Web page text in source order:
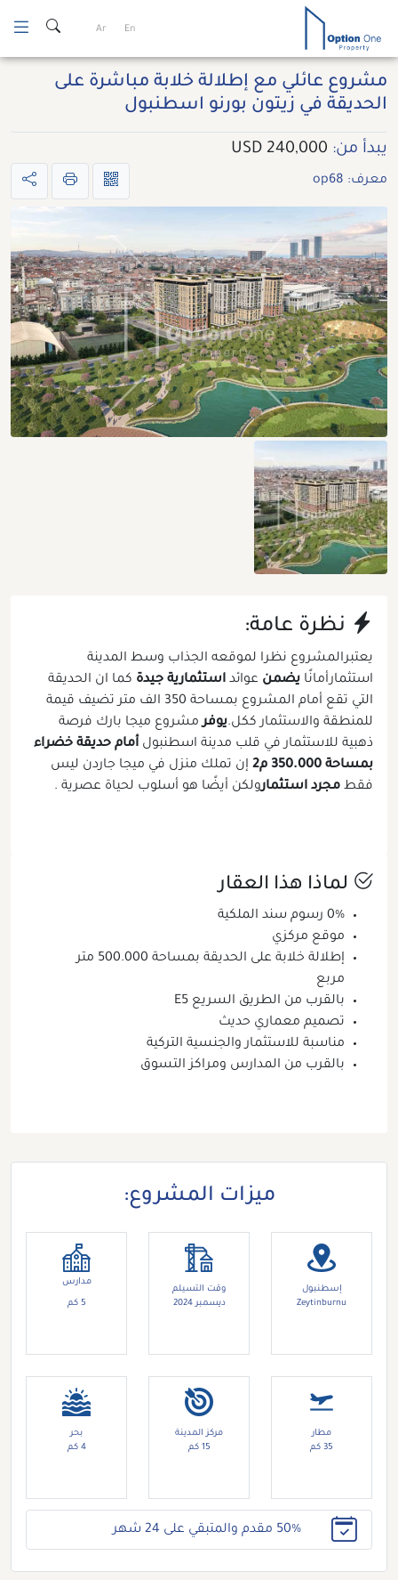
content
En
Ar
مشروع عائلي مع إطلالة خلابة مباشرة على
الحديقة في زيتون بورنو اسطنبول
يبدأ من: 240,000 USD
معرف: op68
نظرة عامة:
يعتبرالمشروع نظرا لموقعه الجذاب وسط المدينة
استثمارأمانًا يضمن عوائد استثمارية جيدة كما ان الحديقة
التي تقع أمام المشروع بمساحة 350 الف متر تضيف قيمة
للمنطقة والاستثمار ككل.يوفرمشروع ميجا بارك فرصة
ذهبية للاستثمار في قلب مدينة اسطنبول أمام حديقة خضراء
بمساحة 350.000 م2
إن تملك منزل في ميجا جاردن ليس
فقط مجرد استثمارولكن أيضًا هو أسلوب لحياة عصرية .
لماذا هذا العقار
0% رسوم سند الملكية
موقع مركزي
إطلالة خلابة على الحديقة بمساحة 500.000 متر
مربع
بالقرب من الطريق السريع E5
تصميم معماري حديث
مناسبة للاستثمار والجنسية التركية
بالقرب من المدارس ومراكز التسوق
ميزات المشروع:
إسطنبول
Zeytinburnu
وقت التسيلم
ديسمبر 2024
مدارس
5 كم
مطار
35 كم
مركز المدينة
15 كم
بحر
4 كم
50% مقدم والمتبقي على 24 شهر